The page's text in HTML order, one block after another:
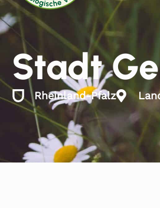
Stadt
Rheinland-Pfalz